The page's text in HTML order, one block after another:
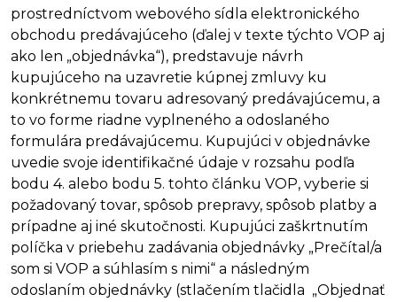
prostredníctvom webového sídla elektronického
obchodu predávajúceho (ďalej v texte týchto VOP aj
ako len „objednávka“), predstavuje návrh
kupujúceho na uzavretie kúpnej zmluvy ku
konkrétnemu tovaru adresovaný predávajúcemu, a
to vo forme riadne vyplneného a odoslaného
formulára predávajúcemu. Kupujúci v objednávke
uvedie svoje identifikačné údaje v rozsahu podľa
bodu 4. alebo bodu 5. tohto článku VOP, vyberie si
požadovaný tovar, spôsob prepravy, spôsob platby a
prípadne aj iné skutočnosti. Kupujúci zaškrtnutím
políčka v priebehu zadávania objednávky „Prečítal/a
som si VOP a súhlasím s nimi“ a následným
odoslaním objednávky (stlačením tlačidla „Objednať